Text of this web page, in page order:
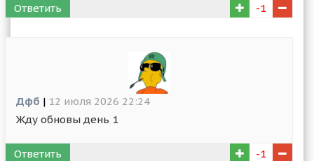
Ответить -1
Дфб | 12 июля 2026 22:24
Жду обновы день 1
Ответить -1